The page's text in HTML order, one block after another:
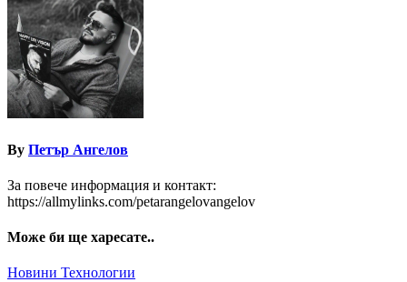
By Петър Ангелов
За повече информация и контакт:
https://allmylinks.com/petarangelovangelov
Може би ще харесате..
Новини Технологии